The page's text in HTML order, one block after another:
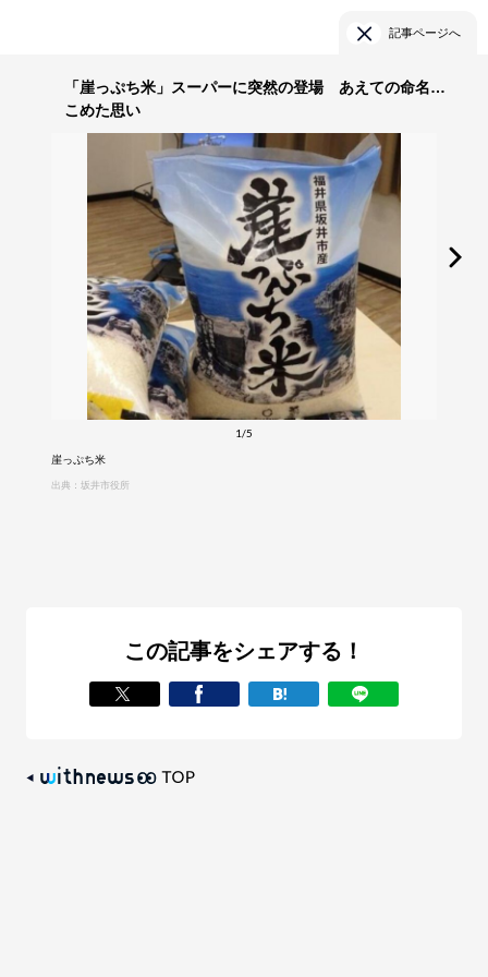
記事ページへ
「崖っぷち米」スーパーに突然の登場 あえての命名…
こめた思い
1/5
崖っぷち米
出典：坂井市役所
この記事をシェアする！